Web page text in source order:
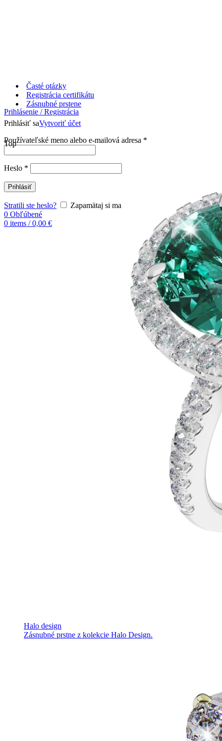
Časté otázky
Registrácia certifikátu
Prihlásenie / Registrácia
Prihlásiť saVytvoriť účet
Používateľské meno alebo e-mailová adresa *
Heslo *
Prihlásiť
Stratili ste heslo?
Zapamätaj si ma
0 Obľúbené
0 items / 0,00 €
Zásnubné prstene
Halo design
Zásnubné prstne z kolekcie Halo Design.
Top